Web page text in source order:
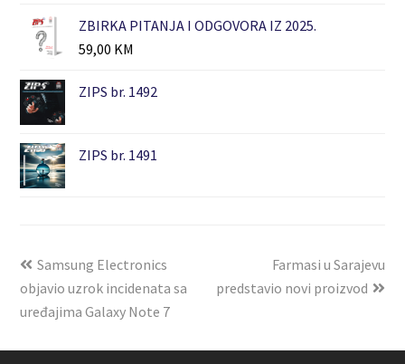
ZBIRKA PITANJA I ODGOVORA IZ 2025.
59,00 KM
ZIPS br. 1492
ZIPS br. 1491
Samsung Electronics
objavio uzrok incidenata sa
uređajima Galaxy Note 7
Farmasi u Sarajevu
predstavio novi proizvod